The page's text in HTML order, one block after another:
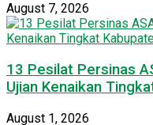
August 7, 2026
13 Pesilat Persinas
Ujian Kenaikan
August 1, 2026